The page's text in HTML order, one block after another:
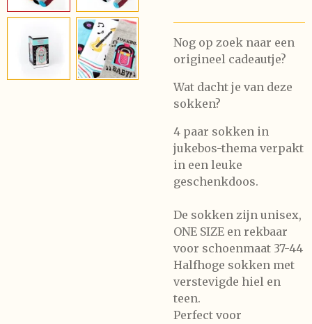
Nog op zoek naar een
origineel cadeautje?
Wat dacht je van deze
sokken?
4 paar sokken in
jukebos-thema verpakt
in een leuke
geschenkdoos.
De sokken zijn unisex,
ONE SIZE en rekbaar
voor schoenmaat 37-44
Halfhoge sokken met
verstevigde hiel en
teen.
Perfect voor